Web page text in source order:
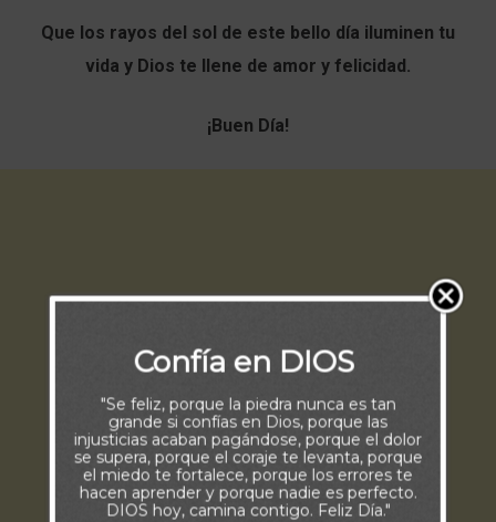
Que los rayos del sol de este bello día iluminen tu
vida y Dios te llene de amor y felicidad.
¡Buen Día!
Confía en DIOS
"Se feliz, porque la piedra nunca es tan
grande si confías en Dios, porque las
injusticias acaban pagándose, porque el dolor
se supera, porque el coraje te levanta, porque
el miedo te fortalece, porque los errores te
hacen aprender y porque nadie es perfecto.
DIOS hoy, camina contigo. Feliz Día."